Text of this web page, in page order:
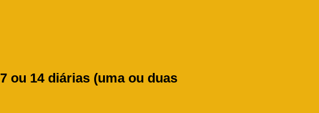
7 ou 14 diárias (uma ou duas